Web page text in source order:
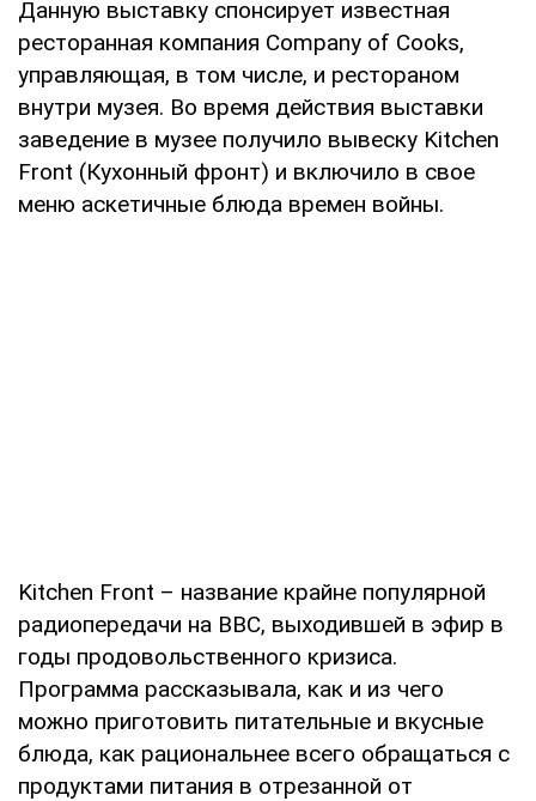
Данную выставку спонсирует известная
ресторанная компания Company of Cooks,
управляющая, в том числе, и рестораном
внутри музея. Во время действия выставки
заведение в музее получило вывеску Kitchen
Front (Кухонный фронт) и включило в свое
меню аскетичные блюда времен войны.
Kitchen Front – название крайне популярной
радиопередачи на BBC, выходившей в эфир в
годы продовольственного кризиса.
Программа рассказывала, как и из чего
можно приготовить питательные и вкусные
блюда, как рациональнее всего обращаться с
продуктами питания в отрезанной от